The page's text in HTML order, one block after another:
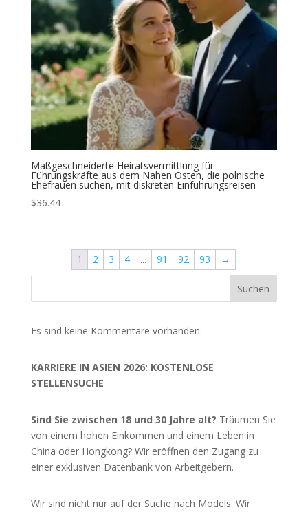
Maßgeschneiderte Heiratsvermittlung für
Führungskräfte aus dem Nahen Osten, die polnische
Ehefrauen suchen, mit diskreten Einführungsreisen
$36.44
1 2 3 4 ... 91 92 93 →
Suchen
Es sind keine Kommentare vorhanden.
KARRIERE IN ASIEN 2026: KOSTENLOSE
STELLENSUCHE
Sind Sie zwischen 18 und 30 Jahre alt? Träumen Sie
von einem hohen Einkommen und einem Leben in
China oder Hongkong? Wir eröffnen den Zugang zu
einer exklusiven Datenbank von Arbeitgebern.
Wir sind nicht nur auf der Suche nach Models. Wir